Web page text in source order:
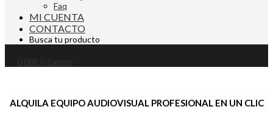
Faq
MI CUENTA
CONTACTO
Busca tu producto
ALQUILA EQUIPO AUDIOVISUAL PROFESIONAL EN UN CLIC